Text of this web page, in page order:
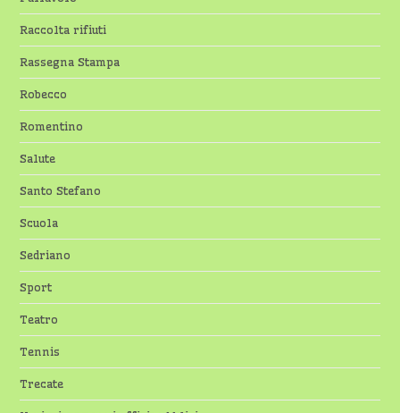
Raccolta rifiuti
Rassegna Stampa
Robecco
Romentino
Salute
Santo Stefano
Scuola
Sedriano
Sport
Teatro
Tennis
Trecate